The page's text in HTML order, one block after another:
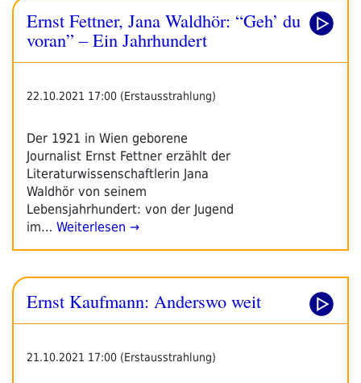
Ernst Fettner, Jana Waldhör: “Geh’ du
voran” – Ein Jahrhundert
22.10.2021 17:00 (Erstausstrahlung)
Der 1921 in Wien geborene
Journalist Ernst Fettner erzählt der
Literaturwissenschaftlerin Jana
Waldhör von seinem
Lebensjahrhundert: von der Jugend
im… Weiterlesen →
Ernst Kaufmann: Anderswo weit
21.10.2021 17:00 (Erstausstrahlung)